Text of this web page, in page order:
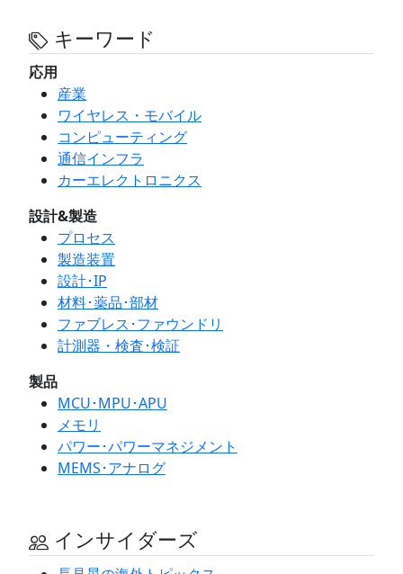
キーワード
応用
産業
ワイヤレス・モバイル
コンピューティング
通信インフラ
カーエレクトロニクス
設計&製造
プロセス
製造装置
設計･IP
材料･薬品･部材
ファブレス･ファウンドリ
計測器・検査･検証
製品
MCU･MPU･APU
メモリ
パワー･パワーマネジメント
MEMS･アナログ
インサイダーズ